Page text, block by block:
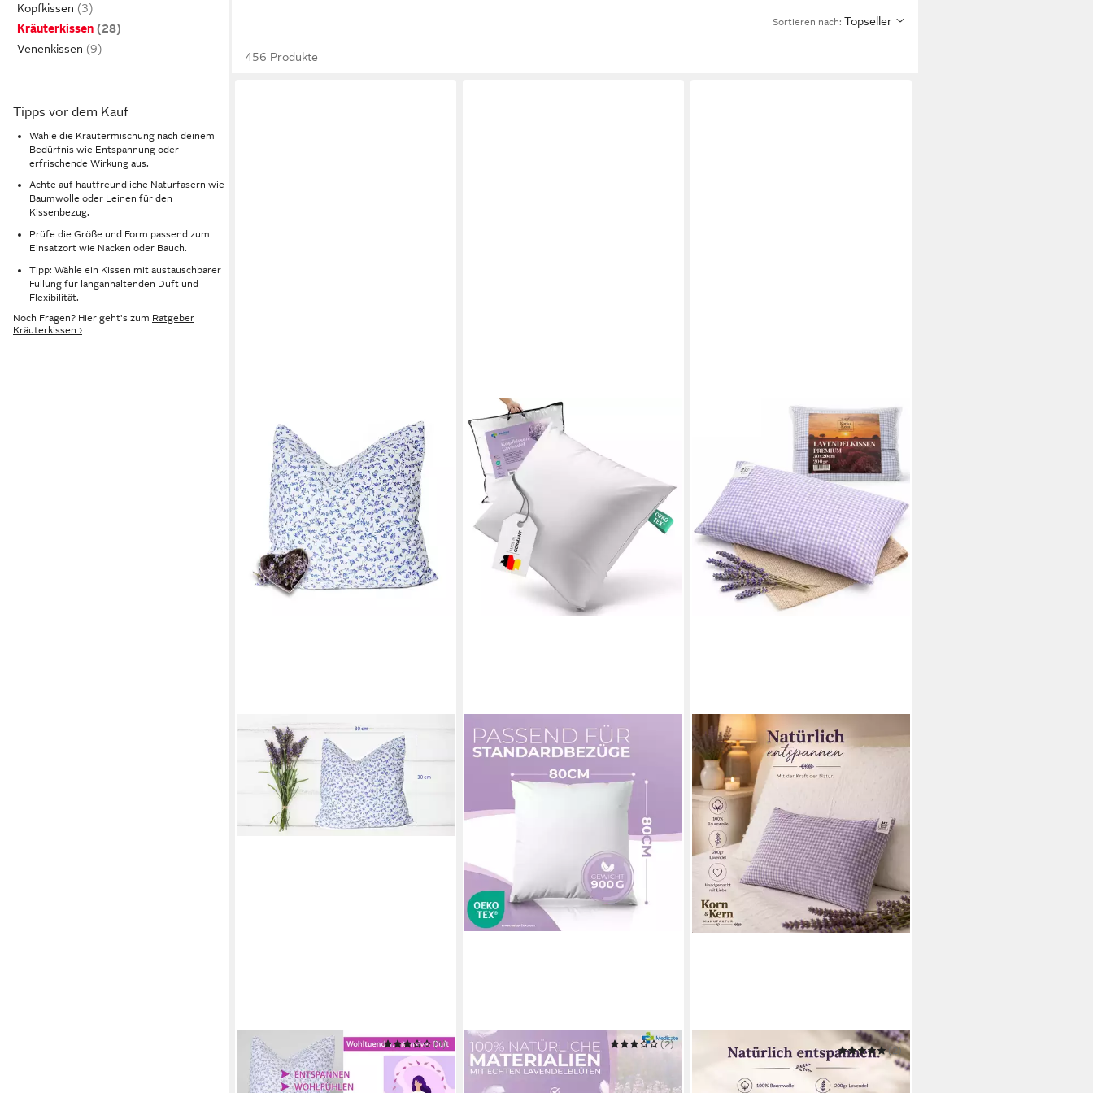
Kopfkissen
Kräuterkissen
Venenkissen
Tipps vor dem Kauf
Wähle die Kräutermischung nach deinem
Bedürfnis wie Entspannung oder
erfrischende Wirkung aus.
Achte auf hautfreundliche Naturfasern wie
Baumwolle oder Leinen für den
Kissenbezug.
Prüfe die Größe und Form passend zum
Einsatzort wie Nacken oder Bauch.
Tipp: Wähle ein Kissen mit austauschbarer
Füllung für langanhaltenden Duft und
Flexibilität.
Noch Fragen? Hier geht's zum Ratgeber
Kräuterkissen ›
Sortieren nach: Topseller
456 Produkte
DR. BERGER LIVING
Lavendelkissen Dr. Berger
Lavendelblütenkissen Weiß-Blau
(1)
MEDICATE
Lavendelkissen Medicate Lavendel
(2)
KORN & KERN
MANUFAKTUR
Lavendelkissen 20x30 cm
(2)